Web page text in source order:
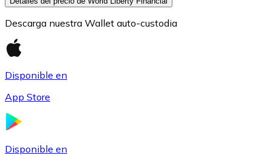
Descarga nuestra Wallet auto-custodia
Disponible en
App Store
Disponible en